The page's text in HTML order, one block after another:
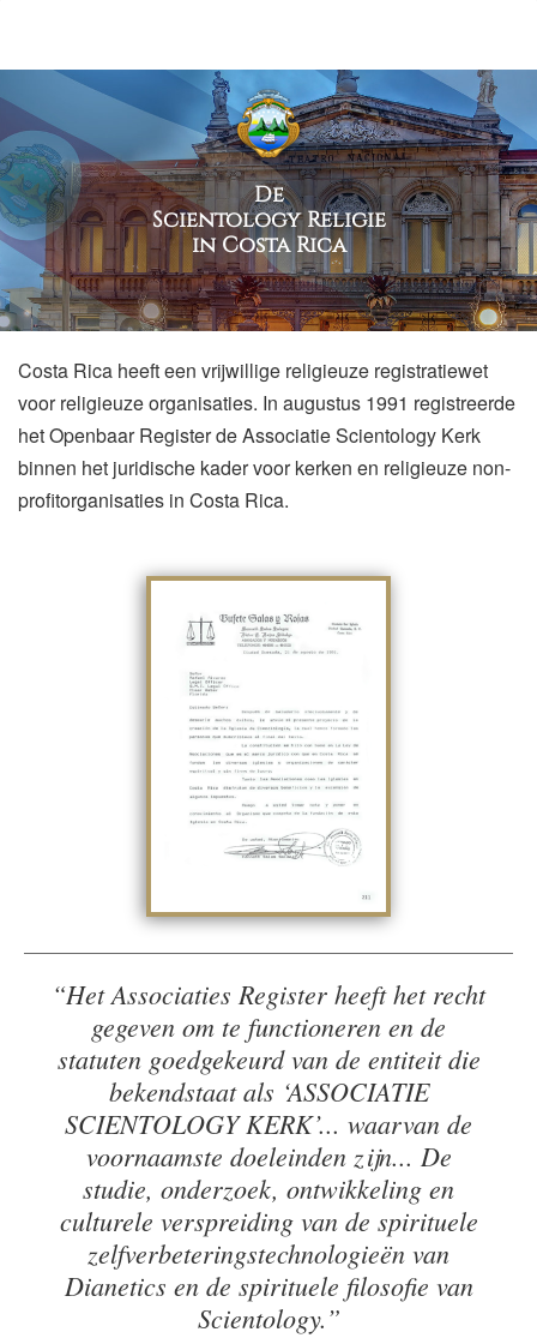
De
Scientology Religie
in Costa Rica
Costa Rica heeft een vrijwillige religieuze registratiewet
voor religieuze organisaties. In augustus 1991 registreerde
het Openbaar Register de Associatie Scientology Kerk
binnen het juridische kader voor kerken en religieuze non-
profitorganisaties in Costa Rica.
“Het Associaties Register heeft het recht
gegeven om te functioneren en de
statuten goedgekeurd van de entiteit die
bekendstaat als ‘ASSOCIATIE
SCIENTOLOGY KERK’... waarvan de
voornaamste doeleinden zijn... De
studie, onderzoek, ontwikkeling en
culturele verspreiding van de spirituele
zelfverbeteringstechnologieën van
Dianetics en de spirituele filosofie van
Scientology.”